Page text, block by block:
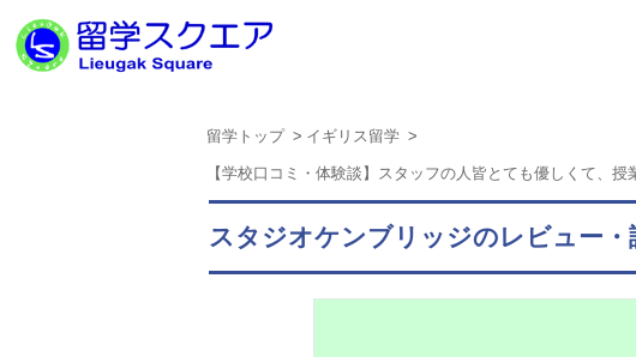
留学トップ イギリス留学
【学校口コミ・体験談】スタッフの人皆とても優しくて、
スタジオケンブリッジのレビュー・